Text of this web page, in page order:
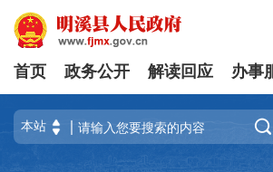
首页 政务公开 解读回应 办事
